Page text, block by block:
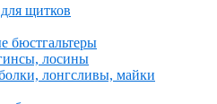
щитков
бюстгальтеры
лосины
лонгсливы, майки